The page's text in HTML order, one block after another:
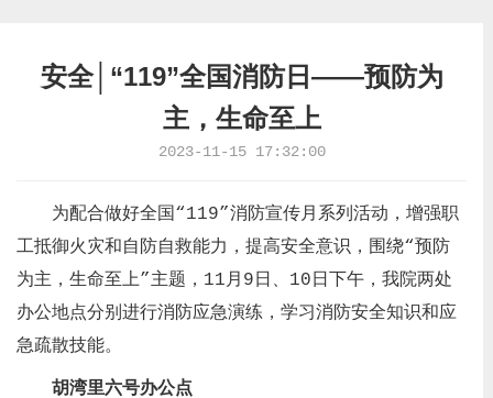
安全│“119”全国消防日——预防为
主，生命至上
2023-11-15 17:32:00
为配合做好全国“119”消防宣传月系列活动，增强职
工抵御火灾和自防自救能力，提高安全意识，围绕“预防
为主，生命至上”主题，11月9日、10日下午，我院两处
办公地点分别进行消防应急演练，学习消防安全知识和应
急疏散技能。
胡湾里六号办公点